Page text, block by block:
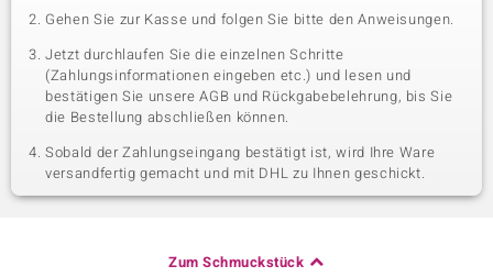
Gehen Sie zur Kasse und folgen Sie bitte den Anweisungen.
Jetzt durchlaufen Sie die einzelnen Schritte
(Zahlungsinformationen eingeben etc.) und lesen und
bestätigen Sie unsere AGB und Rückgabebelehrung, bis Sie
die Bestellung abschließen können.
Sobald der Zahlungseingang bestätigt ist, wird Ihre Ware
versandfertig gemacht und mit DHL zu Ihnen geschickt.
Zum Schmuckstück